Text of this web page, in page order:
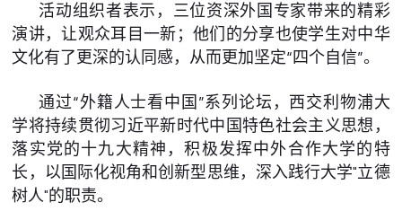
活动组织者表示，三位资深外国专家带来的精彩
演讲，让观众耳目一新；他们的分享也使学生对中华
文化有了更深的认同感，从而更加坚定“四个自信”。
通过“外籍人士看中国”系列论坛，西交利物浦大
学将持续贯彻习近平新时代中国特色社会主义思想，
落实党的十九大精神，积极发挥中外合作大学的特
长，以国际化视角和创新型思维，深入践行大学"立德
树人"的职责。